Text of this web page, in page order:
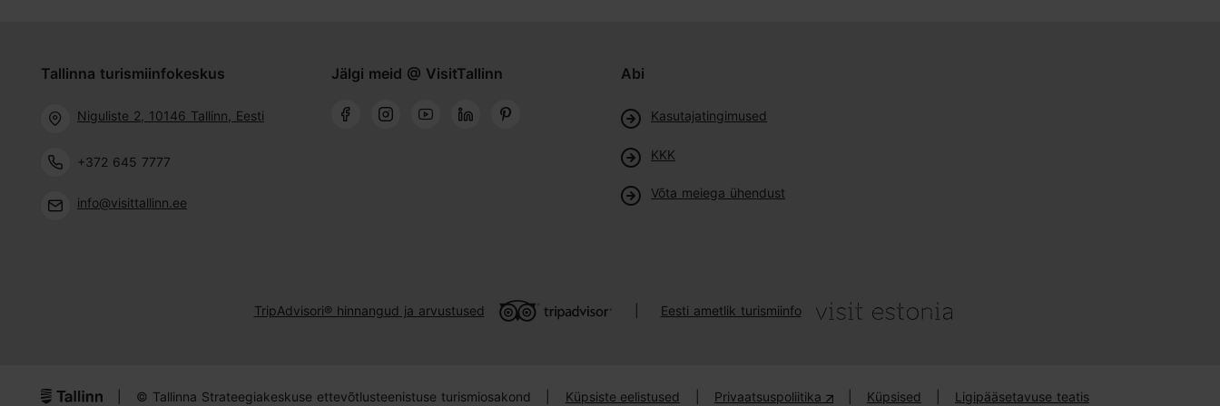
Tallinna turismiinfokeskus
Niguliste 2, 10146 Tallinn, Eesti
+372 645 7777
info@visittallinn.ee
Jälgi meid @ VisitTallinn Abi
Kasutajatingimused
KKK
Võta meiega ühendust
TripAdvisori® hinnangud ja arvustused Eesti ametlik turismiinfo
© Tallinna Strateegiakeskuse ettevõtlusteenistuse turismiosakond Küpsiste eelistused Privaatsuspoliitika Küpsised Ligipääsetavuse teatis